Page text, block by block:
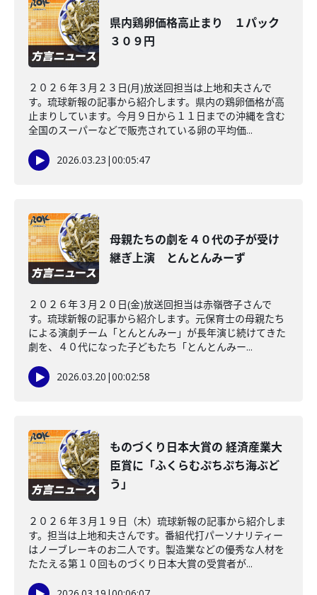
県内鶏卵価格高止まり １パック
３０９円
２０２６年３月２３日(月)放送回担当は上地和夫さんで
す。琉球新報の記事から紹介します。県内の鶏卵価格が高
止まりしています。今月９日から１１日までの沖縄を含む
全国のスーパーなどで販売されている卵の平均価...
2026.03.23 |00:05:47
母親たちの劇を４０代の子が受け
継ぎ上演 とんとんみーず
２０２６年３月２０日(金)放送回担当は赤嶺啓子さんで
す。琉球新報の記事から紹介します。元保育士の母親たち
による演劇チーム「とんとんみー」が長年演じ続けてきた
劇を、４０代になった子どもたち「とんとんみー...
2026.03.20 |00:02:58
ものづくり日本大賞の 経済産業大
臣賞に「ふくらむぷちぷち海ぶど
う」
２０２６年３月１９日（木）琉球新報の記事から紹介しま
す。担当は上地和夫さんです。番組代打パーソナリティー
はノーブレーキのお二人です。製造業などの優秀な人材を
たたえる第１０回ものづくり日本大賞の受賞者が...